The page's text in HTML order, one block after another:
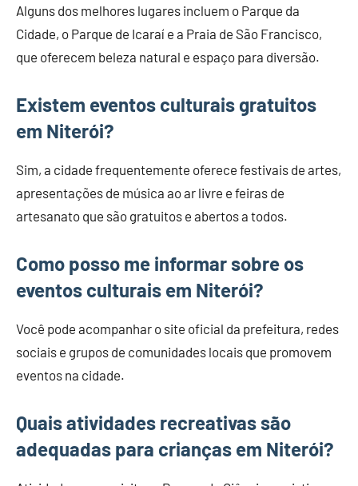
Alguns dos melhores lugares incluem o Parque da
Cidade, o Parque de Icaraí e a Praia de São Francisco,
que oferecem beleza natural e espaço para diversão.
Existem eventos culturais gratuitos
em Niterói?
Sim, a cidade frequentemente oferece festivais de artes,
apresentações de música ao ar livre e feiras de
artesanato que são gratuitos e abertos a todos.
Como posso me informar sobre os
eventos culturais em Niterói?
Você pode acompanhar o site oficial da prefeitura, redes
sociais e grupos de comunidades locais que promovem
eventos na cidade.
Quais atividades recreativas são
adequadas para crianças em Niterói?